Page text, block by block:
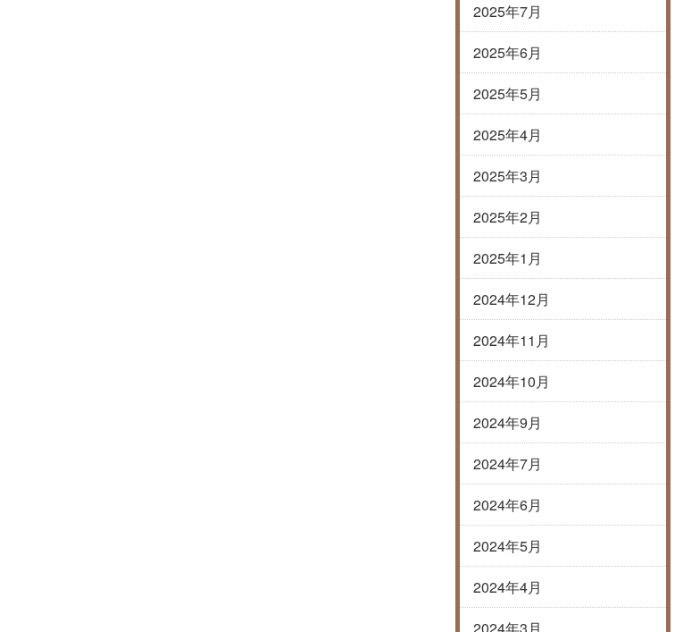
2025年7月
2025年6月
2025年5月
2025年4月
2025年3月
2025年2月
2025年1月
2024年12月
2024年11月
2024年10月
2024年9月
2024年7月
2024年6月
2024年5月
2024年4月